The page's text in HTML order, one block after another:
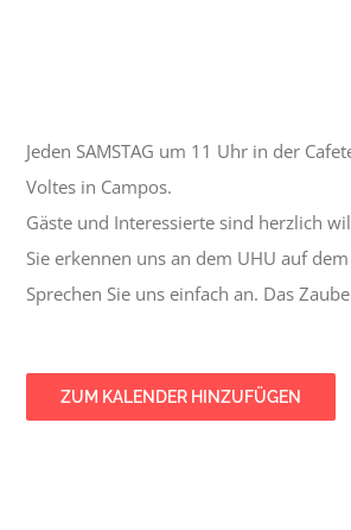
Jeden SAMSTAG um 11 Uhr in der
Voltes in Campos.
Gäste und Interessierte sind herzlich
Sie erkennen uns an dem UHU auf dem
Sprechen Sie uns einfach an. Das
ZUM KALENDER HINZUFÜGEN